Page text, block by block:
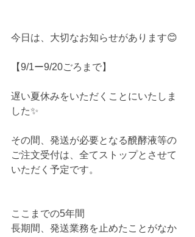
今日は、大切なお知らせがあります😊
【9/1ー9/20ごろまで】
遅い夏休みをいただくことにいたしま
した✨
その間、発送が必要となる醗酵液等の
ご注文受付は、全てストップとさせて
いただく予定です。
ここまでの5年間
長期間、発送業務を止めたことがなか